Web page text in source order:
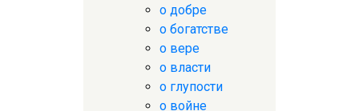
о добре
о богатстве
о вере
о власти
о глупости
о войне